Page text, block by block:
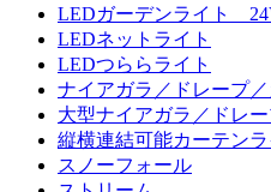
LEDガーデンライト
LEDネットライト
LEDつららライト
ナイアガラ／ドレープ
大型ナイアガラ／ドレー
縦横連結可能カーテンラ
スノーフォール